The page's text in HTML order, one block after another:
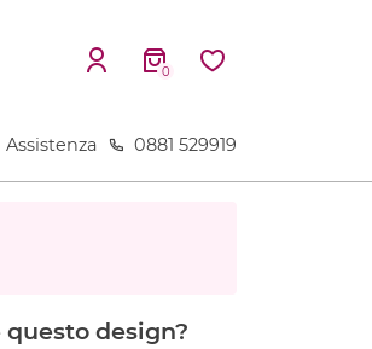
0
Assistenza 0881 529919
questo design?